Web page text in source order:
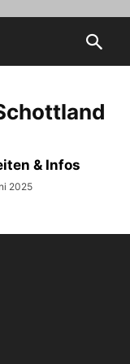
& Infos
2025